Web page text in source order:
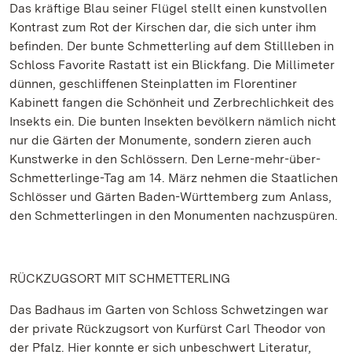
Das kräftige Blau seiner Flügel stellt einen kunstvollen
Kontrast zum Rot der Kirschen dar, die sich unter ihm
befinden. Der bunte Schmetterling auf dem Stillleben in
Schloss Favorite Rastatt ist ein Blickfang. Die Millimeter
dünnen, geschliffenen Steinplatten im Florentiner
Kabinett fangen die Schönheit und Zerbrechlichkeit des
Insekts ein. Die bunten Insekten bevölkern nämlich nicht
nur die Gärten der Monumente, sondern zieren auch
Kunstwerke in den Schlössern. Den Lerne-mehr-über-
Schmetterlinge-Tag am 14. März nehmen die Staatlichen
Schlösser und Gärten Baden-Württemberg zum Anlass,
den Schmetterlingen in den Monumenten nachzuspüren.
RÜCKZUGSORT MIT SCHMETTERLING
Das Badhaus im Garten von Schloss Schwetzingen war
der private Rückzugsort von Kurfürst Carl Theodor von
der Pfalz. Hier konnte er sich unbeschwert Literatur,